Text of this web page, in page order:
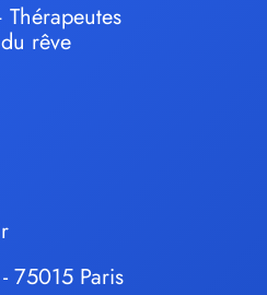
rêve
75015 Paris